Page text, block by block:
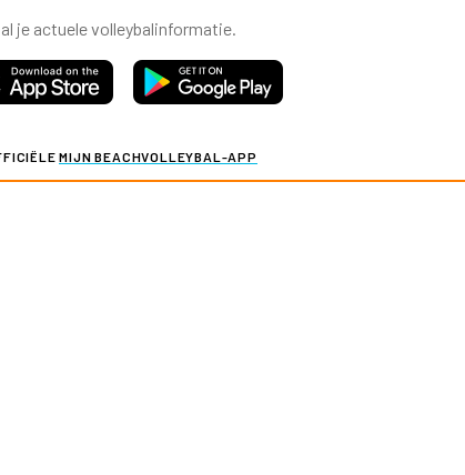
je actuele volleybalinformatie.
MIJN BEACHVOLLEYBAL-APP